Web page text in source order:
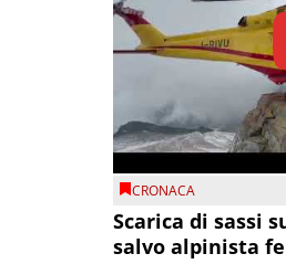
CRONACA
Scarica di sassi
salvo alpinista